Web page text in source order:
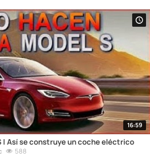
16:59
| Así se construye un coche eléctrico
588